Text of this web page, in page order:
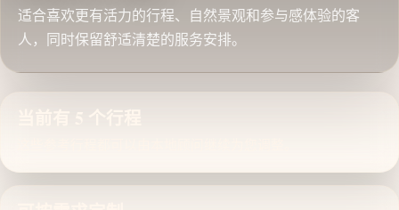
适合喜欢更有活力的行程、自然景观和参与感体验的客
人，同时保留舒适清楚的服务安排。